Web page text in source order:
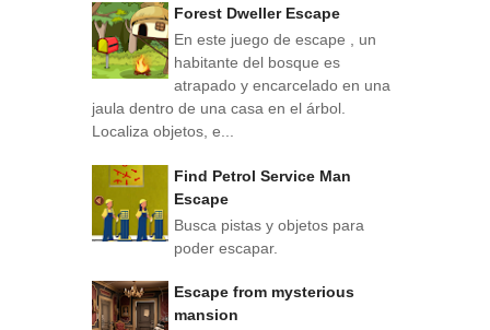
Forest Dweller Escape
En este juego de escape , un
habitante del bosque es
atrapado y encarcelado en una
jaula dentro de una casa en el árbol.
Localiza objetos, e...
Find Petrol Service Man
Escape
Busca pistas y objetos para
poder escapar.
Escape from mysterious
mansion